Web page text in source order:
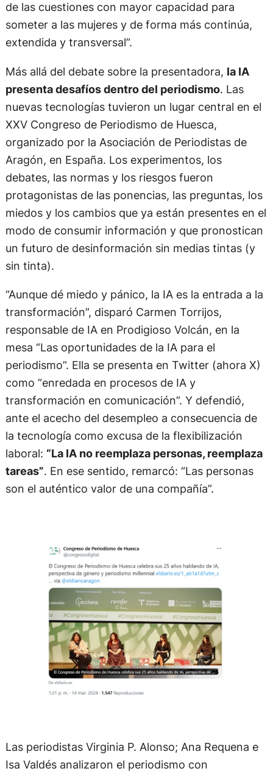
de las cuestiones con mayor capacidad para
someter a las mujeres y de forma más continúa,
extendida y transversal”.
Más allá del debate sobre la presentadora, la IA
presenta desafíos dentro del periodismo. Las
nuevas tecnologías tuvieron un lugar central en el
XXV Congreso de Periodismo de Huesca,
organizado por la Asociación de Periodistas de
Aragón, en España. Los experimentos, los
debates, las normas y los riesgos fueron
protagonistas de las ponencias, las preguntas, los
miedos y los cambios que ya están presentes en el
modo de consumir información y que pronostican
un futuro de desinformación sin medias tintas (y
sin tinta).
“Aunque dé miedo y pánico, la IA es la entrada a la
transformación”, disparó Carmen Torrijos,
responsable de IA en Prodigioso Volcán, en la
mesa “Las oportunidades de la IA para el
periodismo”. Ella se presenta en Twitter (ahora X)
como “enredada en procesos de IA y
transformación en comunicación”. Y defendió,
ante el acecho del desempleo a consecuencia de
la tecnología como excusa de la flexibilización
laboral: “La IA no reemplaza personas, reemplaza
tareas”. En ese sentido, remarcó: “Las personas
son el auténtico valor de una compañía”.
Las periodistas Virginia P. Alonso; Ana Requena e
Isa Valdés analizaron el periodismo con